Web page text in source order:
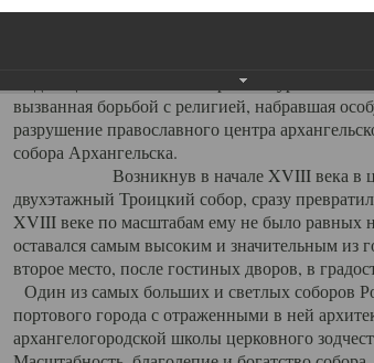
23.12.2015
Сегодня мы можем говорить, что
пострадал от целенаправленных
выдающихся памятников архитектуры.
вызванная борьбой с религией, набравшая
разрушение православного центра
собора Архангельска.
Возникнув в начале XVIII века в
двухэтажный Троицкий собор, сразу
XVIII веке по масштабам ему не было равных
оставался самым высоким и значительным из
второе место, после гостиных дворов, в
Один из самых больших и светлых соборов
портового города с отраженными в ней
архангелогородской школы церковного